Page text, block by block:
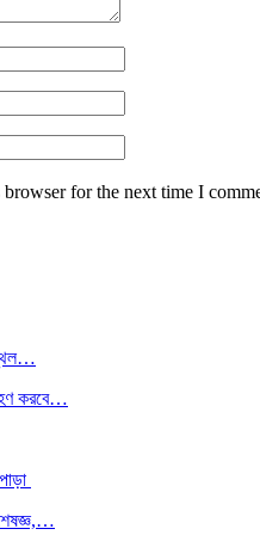
for the next time I
করবে…